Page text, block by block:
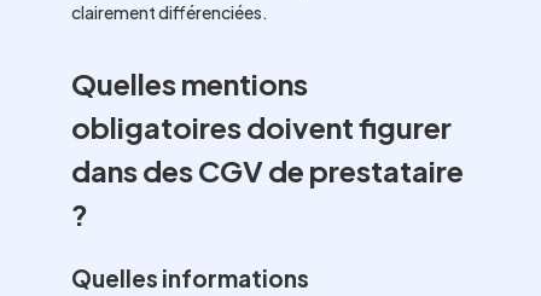
clairement différenciées.
Quelles mentions
obligatoires doivent figurer
dans des CGV de prestataire
?
Quelles informations